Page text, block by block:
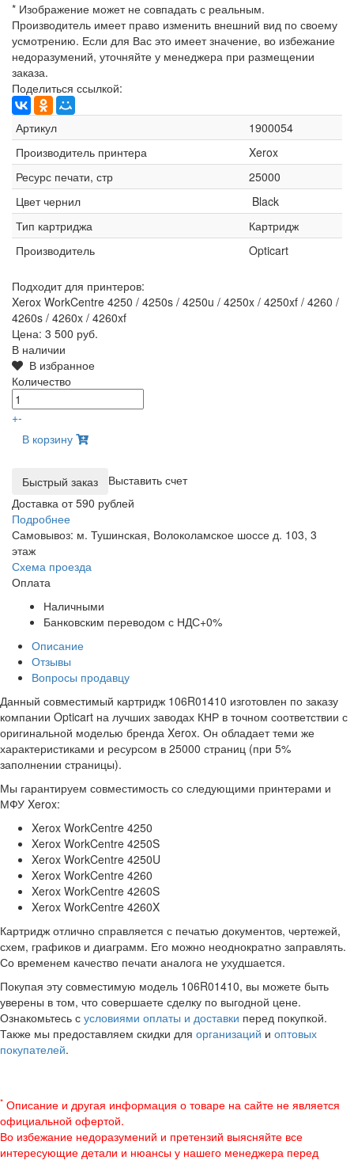
* Изображение может не совпадать с реальным.
Производитель имеет право изменить внешний вид по своему
усмотрению. Если для Вас это имеет значение, во избежание
недоразумений, уточняйте у менеджера при размещении
заказа.
Поделиться ссылкой:
Артикул
1900054
Производитель принтера
Xerox
Ресурс печати, стр
25000
Цвет чернил
Black
Тип картриджа
Картридж
Производитель
Opticart
Подходит для принтеров:
Xerox WorkCentre 4250 / 4250s / 4250u / 4250x / 4250xf / 4260 /
4260s / 4260x / 4260xf
Цена: 3 500 руб.
В наличии
В избранное
Количество
+-
В корзину
Выставить счет
Доставка от 590 рублей
Подробнее
Самовывоз: м. Тушинская, Волоколамское шоссе д. 103, 3
этаж
Схема проезда
Оплата
Наличными
Банковским переводом с НДС+0%
Описание
Отзывы
Вопросы продавцу
Данный совместимый картридж 106R01410 изготовлен по заказу
компании Opticart на лучших заводах КНР в точном соответствии с
оригинальной моделью бренда Xerox. Он обладает теми же
характеристиками и ресурсом в 25000 страниц (при 5%
заполнении страницы).
Мы гарантируем совместимость со следующими принтерами и
МФУ Xerox:
Xerox WorkCentre 4250
Xerox WorkCentre 4250S
Xerox WorkCentre 4250U
Xerox WorkCentre 4260
Xerox WorkCentre 4260S
Xerox WorkCentre 4260X
Картридж отлично справляется с печатью документов, чертежей,
схем, графиков и диаграмм. Его можно неоднократно заправлять.
Со временем качество печати аналога не ухудшается.
Покупая эту совместимую модель 106R01410, вы можете быть
уверены в том, что совершаете сделку по выгодной цене.
Ознакомьтесь с условиями оплаты и доставки перед покупкой.
Также мы предоставляем скидки для организаций и оптовых
покупателей.
* Описание и другая информация о товаре на сайте не является
официальной офертой.
Во избежание недоразумений и претензий выясняйте все
интересующие детали и нюансы у нашего менеджера перед